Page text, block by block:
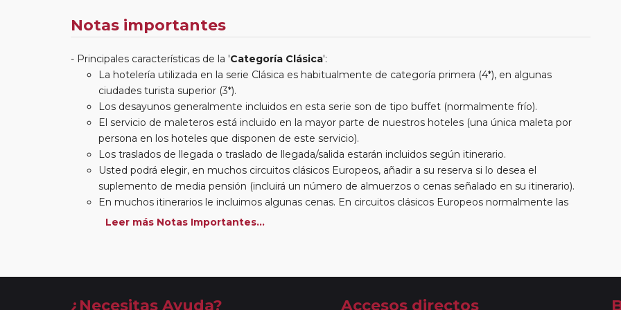
Notas importantes
Principales características de la 'Categoría Clásica':
La hotelería utilizada en la serie Clásica es habitualmente de categoría primera (4*), en algunas
ciudades turista superior (3*).
Los desayunos generalmente incluidos en esta serie son de tipo buffet (normalmente frío).
El servicio de maleteros está incluido en la mayor parte de nuestros hoteles (una única maleta por
persona en los hoteles que disponen de este servicio).
Los traslados de llegada o traslado de llegada/salida estarán incluidos según itinerario.
Usted podrá elegir, en muchos circuitos clásicos Europeos, añadir a su reserva si lo desea el
suplemento de media pensión (incluirá un número de almuerzos o cenas señalado en su itinerario).
En muchos itinerarios le incluimos algunas cenas. En circuitos clásicos Europeos normalmente las
entradas a museos y monumentos no se encuentran incluidas mientras que en viajes regionales y
Este viaje admite la posibilidad de realizar
Sectores a Medida
Leer más Notas Importantes...
¿Necesitas Ayuda? Accesos directos